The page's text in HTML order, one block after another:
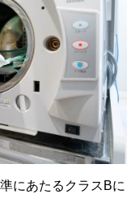
にあたるクラスBに